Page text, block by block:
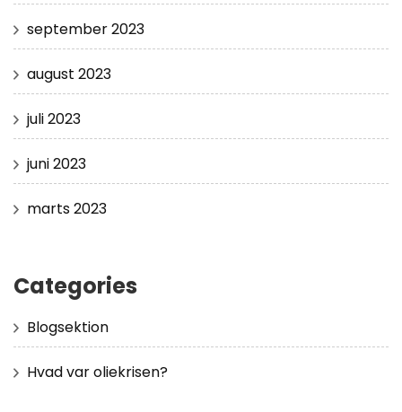
september 2023
august 2023
juli 2023
juni 2023
marts 2023
Categories
Blogsektion
Hvad var oliekrisen?